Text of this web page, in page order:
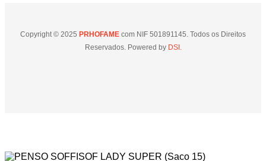
Copyright © 2025 PRHOFAME com NIF 501891145. Todos os Direitos
Reservados. Powered byDSI.